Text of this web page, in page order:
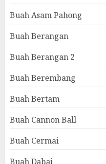
Buah Asam Pahong
Buah Berangan
Buah Berangan 2
Buah Berembang
Buah Bertam
Buah Cannon Ball
Buah Cermai
Buah Dabai